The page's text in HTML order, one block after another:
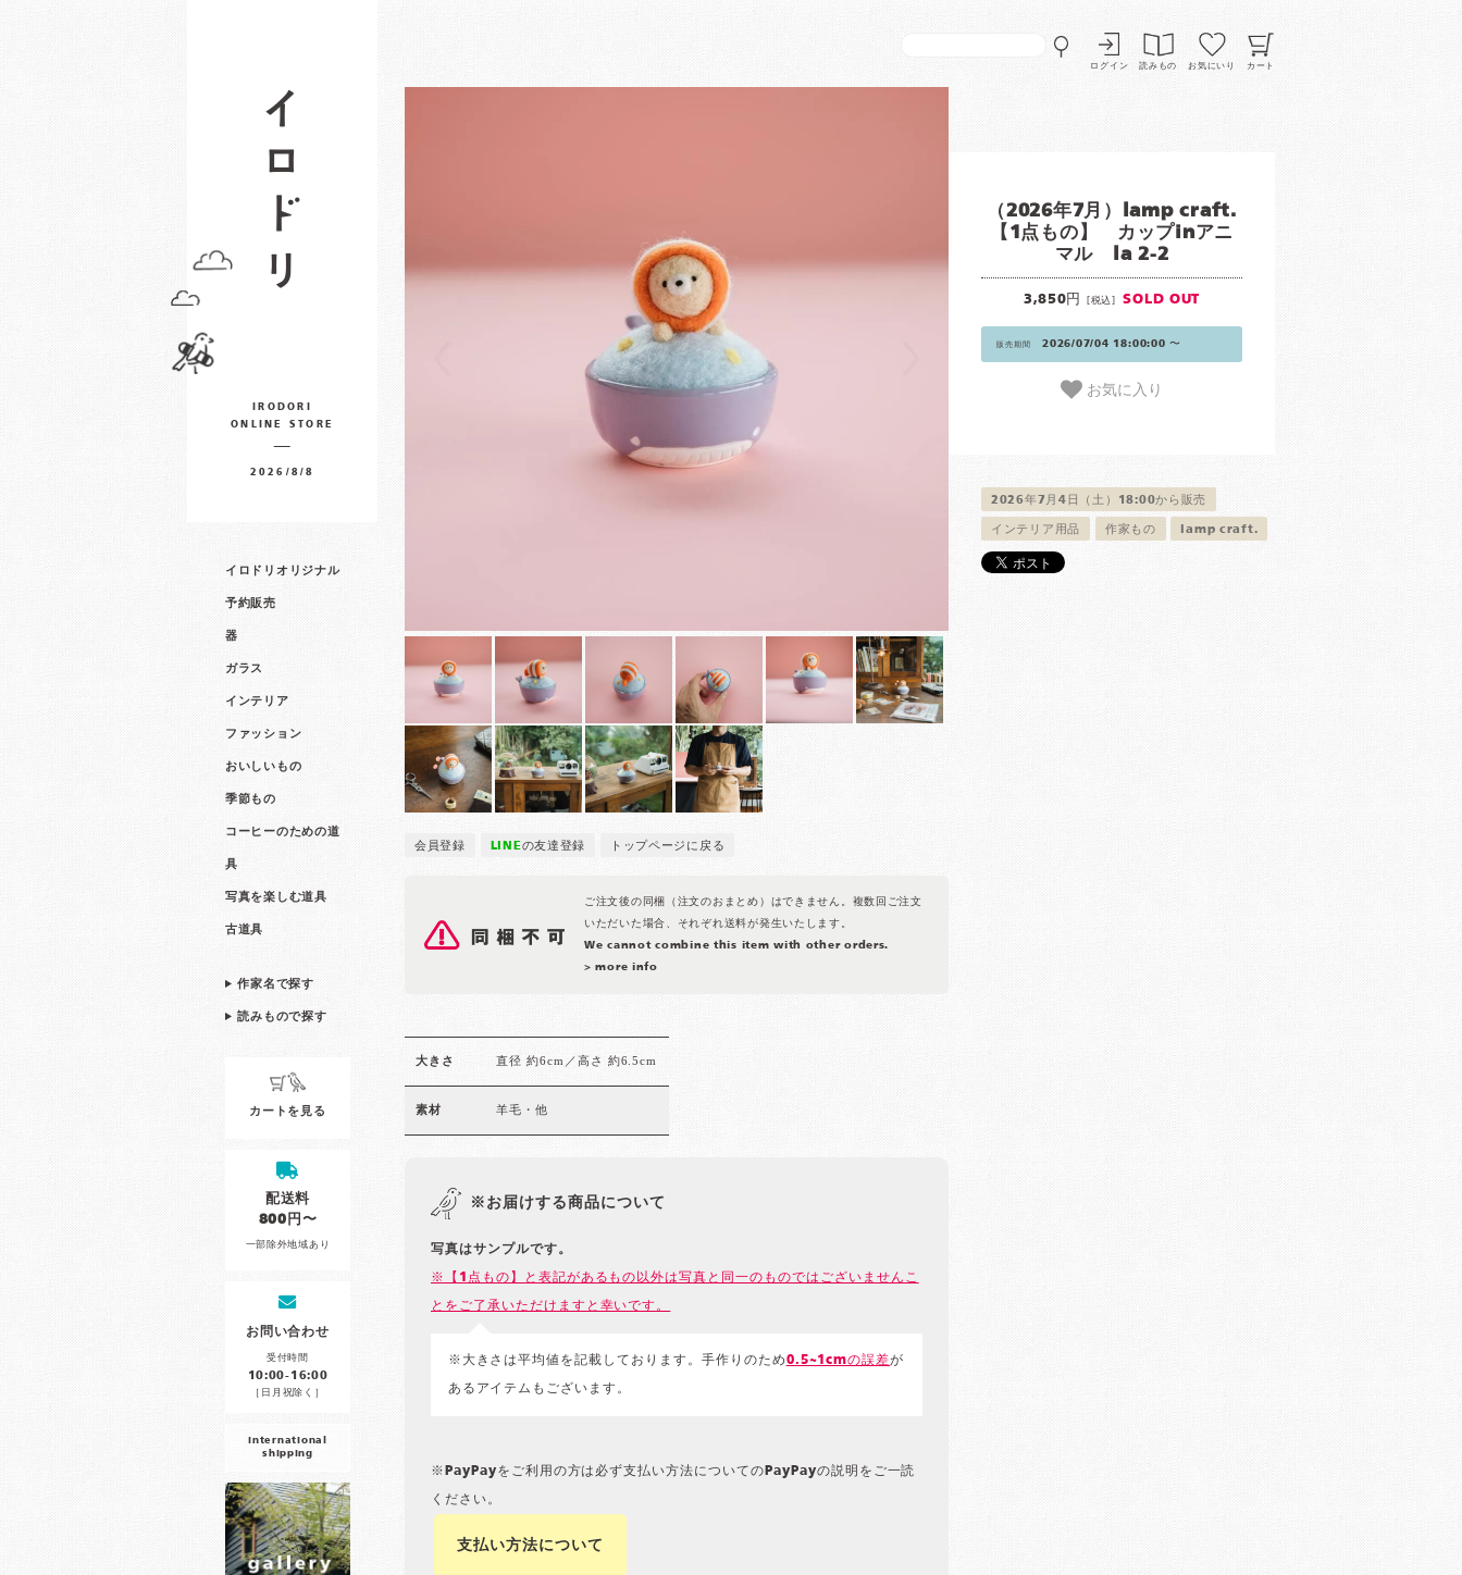
ログイン 読みもの お気にいり カート
IRODORI
ONLINE STORE
2026/8/8
イロドリオリジナル
予約販売
器
ガラス
インテリア
ファッション
おいしいもの
季節もの
コーヒーのための道
具
写真を楽しむ道具
古道具
作家名で探す
読みもので探す
カートを見る
配送料
800円〜
一部除外地域あり
お問い合わせ
受付時間
10:00-16:00
［日月祝除く］
international
shipping
会員登録 LINEの友達登録 トップページに戻る
ご注文後の同梱（注文のおまとめ）はできません。複数回ご注文
いただいた場合、それぞれ送料が発生いたします。
We cannot combine this item with other orders.
> more info
（2026年7月）lamp craft.
【1点もの】 カップinアニ
マル la 2-2
3,850円 [税込] SOLD OUT
販売期間 2026/07/04 18:00:00 〜
お気に入り
2026年7月4日（土）18:00から販売
インテリア用品 作家もの lamp craft.
大きさ 直径 約6cm／高さ 約6.5cm
素材 羊毛・他
※お届けする商品について
写真はサンプルです。
※【1点もの】と表記があるもの以外は写真と同一のものではございませんこ
とをご了承いただけますと幸いです。
※大きさは平均値を記載しております。手作りのため0.5~1cmの誤差が
あるアイテムもございます。
※PayPayをご利用の方は必ず支払い方法についてのPayPayの説明をご一読
ください。
支払い方法について